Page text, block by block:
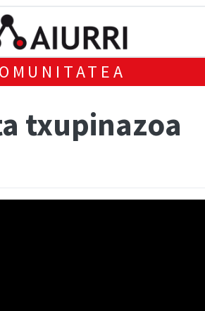
txupinazoa